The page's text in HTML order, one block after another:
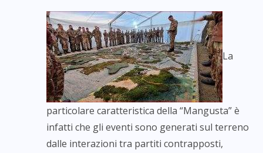
La
particolare caratteristica della “Mangusta” è
infatti che gli eventi sono generati sul terreno
dalle interazioni tra partiti contrapposti,